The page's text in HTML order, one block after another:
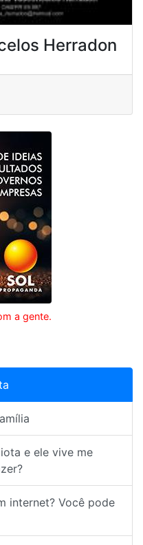
Herradon
a gente.
e ele vive me
internet? Você pode